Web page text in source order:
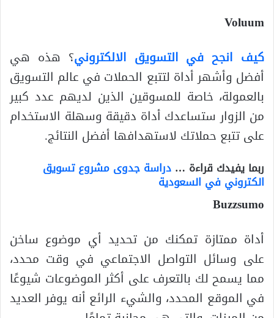
Voluum
كيف انجح في التسويق الالكتروني؟ هذه هي
أفضل وأشهر أداة لتتبع الحملات في عالم التسويق
بالعمولة، خاصة للمسوقين الذين لديهم عدد كبير
من الزوار ستساعدك أداة دقيقة وسهلة الاستخدام
على تتبع حملاتك لاستهدافها أفضل النتائج.
ربما يفيدك قراءة … دراسة جدوى مشروع تسويق
الكتروني في السعودية
Buzzsumo
أداة ممتازة تمكنك من تحديد أي موضوع ساخن
على وسائل التواصل الاجتماعي في وقت محدد،
مما يسمح لك بالتعرف على أكثر الموضوعات شيوعًا
في الموقع المحدد، والشيء الرائع أنه يوفر العديد